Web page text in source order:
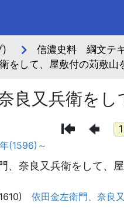
) 信濃史料 綱文テ
して、屋敷付の苅敷山
又兵衛をし